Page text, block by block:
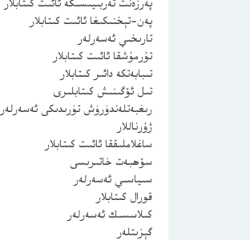
پەرزەنت تەربىيىسىگە ئائىت كىتابلار
پەن-تېخنىكىغا ئائىت كىتابلار
تارىخىي ئەسەرلەر
تۇرمۇشقا ئائىت كىتابلار
تىبابەتكە دائىر كىتابلار
تىل ئۆگىنىش كىتابلىرى
رىغبەتلەندۈرۈش تۈرىدىكى ئەسەرلەر
ژۇرناللار
ساغلاملىققا ئائىت كىتابلار
سۆھبەت خاتىرىسى
سىياسىي ئەسەرلەر
قورال كىتابلار
كىلاسسىك ئەسەرلەر
گېزىتلەر